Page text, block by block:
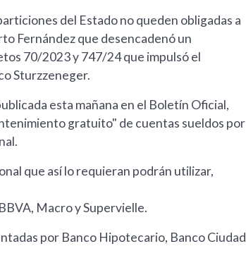
del Estado no queden obligadas a
Fernández que desencadenó un
70/2023 y 747/24 que impulsó el
Sturzzeneger.
esta mañana en el Boletín Oficial,
gratuito" de cuentas sueldos por
que así lo requieran podrán utilizar,
Macro y Supervielle.
por Banco Hipotecario, Banco Ciudad